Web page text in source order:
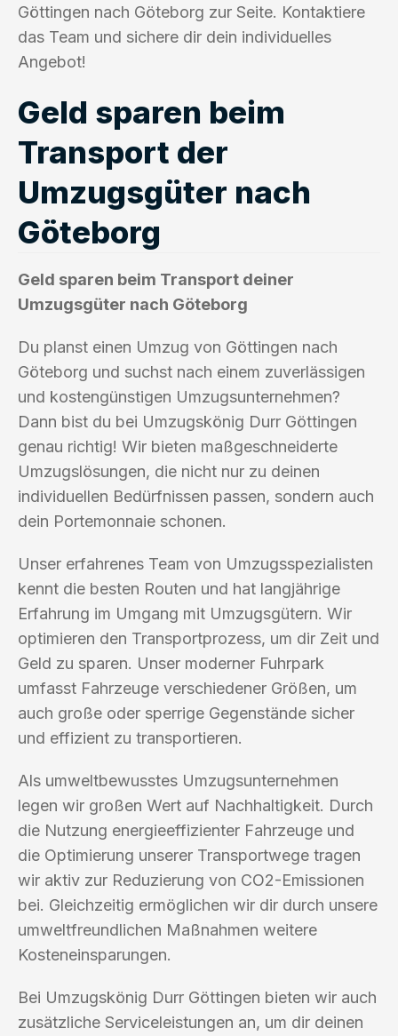
Göttingen nach Göteborg zur Seite. Kontaktiere
das Team und sichere dir dein individuelles
Angebot!
Geld sparen beim
Transport der
Umzugsgüter nach
Göteborg
Geld sparen beim Transport deiner
Umzugsgüter nach Göteborg
Du planst einen Umzug von Göttingen nach
Göteborg und suchst nach einem zuverlässigen
und kostengünstigen Umzugsunternehmen?
Dann bist du bei Umzugskönig Durr Göttingen
genau richtig! Wir bieten maßgeschneiderte
Umzugslösungen, die nicht nur zu deinen
individuellen Bedürfnissen passen, sondern auch
dein Portemonnaie schonen.
Unser erfahrenes Team von Umzugsspezialisten
kennt die besten Routen und hat langjährige
Erfahrung im Umgang mit Umzugsgütern. Wir
optimieren den Transportprozess, um dir Zeit und
Geld zu sparen. Unser moderner Fuhrpark
umfasst Fahrzeuge verschiedener Größen, um
auch große oder sperrige Gegenstände sicher
und effizient zu transportieren.
Als umweltbewusstes Umzugsunternehmen
legen wir großen Wert auf Nachhaltigkeit. Durch
die Nutzung energieeffizienter Fahrzeuge und
die Optimierung unserer Transportwege tragen
wir aktiv zur Reduzierung von CO2-Emissionen
bei. Gleichzeitig ermöglichen wir dir durch unsere
umweltfreundlichen Maßnahmen weitere
Kosteneinsparungen.
Bei Umzugskönig Durr Göttingen bieten wir auch
zusätzliche Serviceleistungen an, um dir deinen